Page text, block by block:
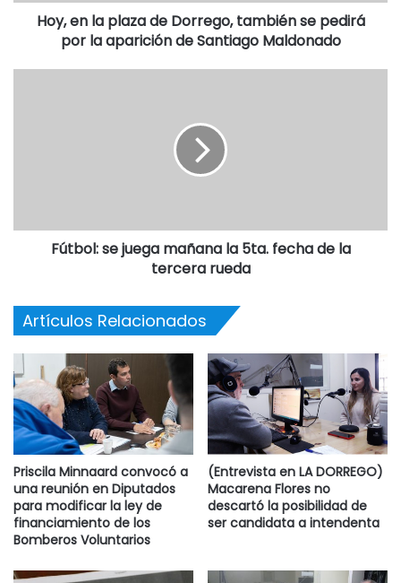
Hoy, en la plaza de Dorrego, también se pedirá
por la aparición de Santiago Maldonado
Fútbol: se juega mañana la 5ta. fecha de la
tercera rueda
Artículos Relacionados
Priscila Minnaard convocó a
una reunión en Diputados
para modificar la ley de
financiamiento de los
Bomberos Voluntarios
(Entrevista en LA DORREGO)
Macarena Flores no
descartó la posibilidad de
ser candidata a intendenta